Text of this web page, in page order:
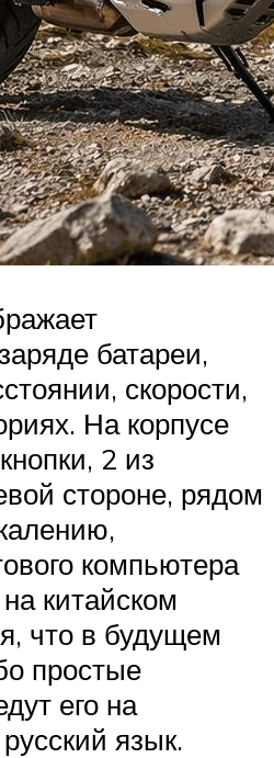
батареи,
скорости,
На корпусе
2 из
стороне, рядом
компьютера
китайском
что в будущем
простые
его на
язык.